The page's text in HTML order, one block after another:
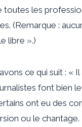
les
(Remarque :
libre ».)
ce qui suit : «
font bien
ont eu des
ou le chantage.